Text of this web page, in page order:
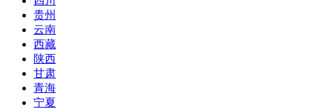
贵州
云南
西藏
陕西
甘肃
青海
宁夏